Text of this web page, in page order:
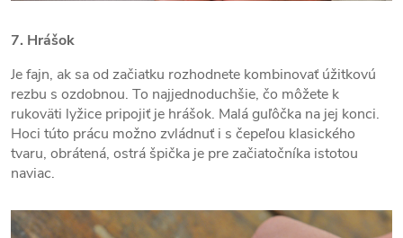
7. Hrášok
Je fajn, ak sa od začiatku rozhodnete kombinovať úžitkovú
rezbu s ozdobnou. To najjednoduchšie, čo môžete k
rukoväti lyžice pripojiť je hrášok. Malá guľôčka na jej konci.
Hoci túto prácu možno zvládnuť i s čepeľou klasického
tvaru, obrátená, ostrá špička je pre začiatočníka istotou
naviac.